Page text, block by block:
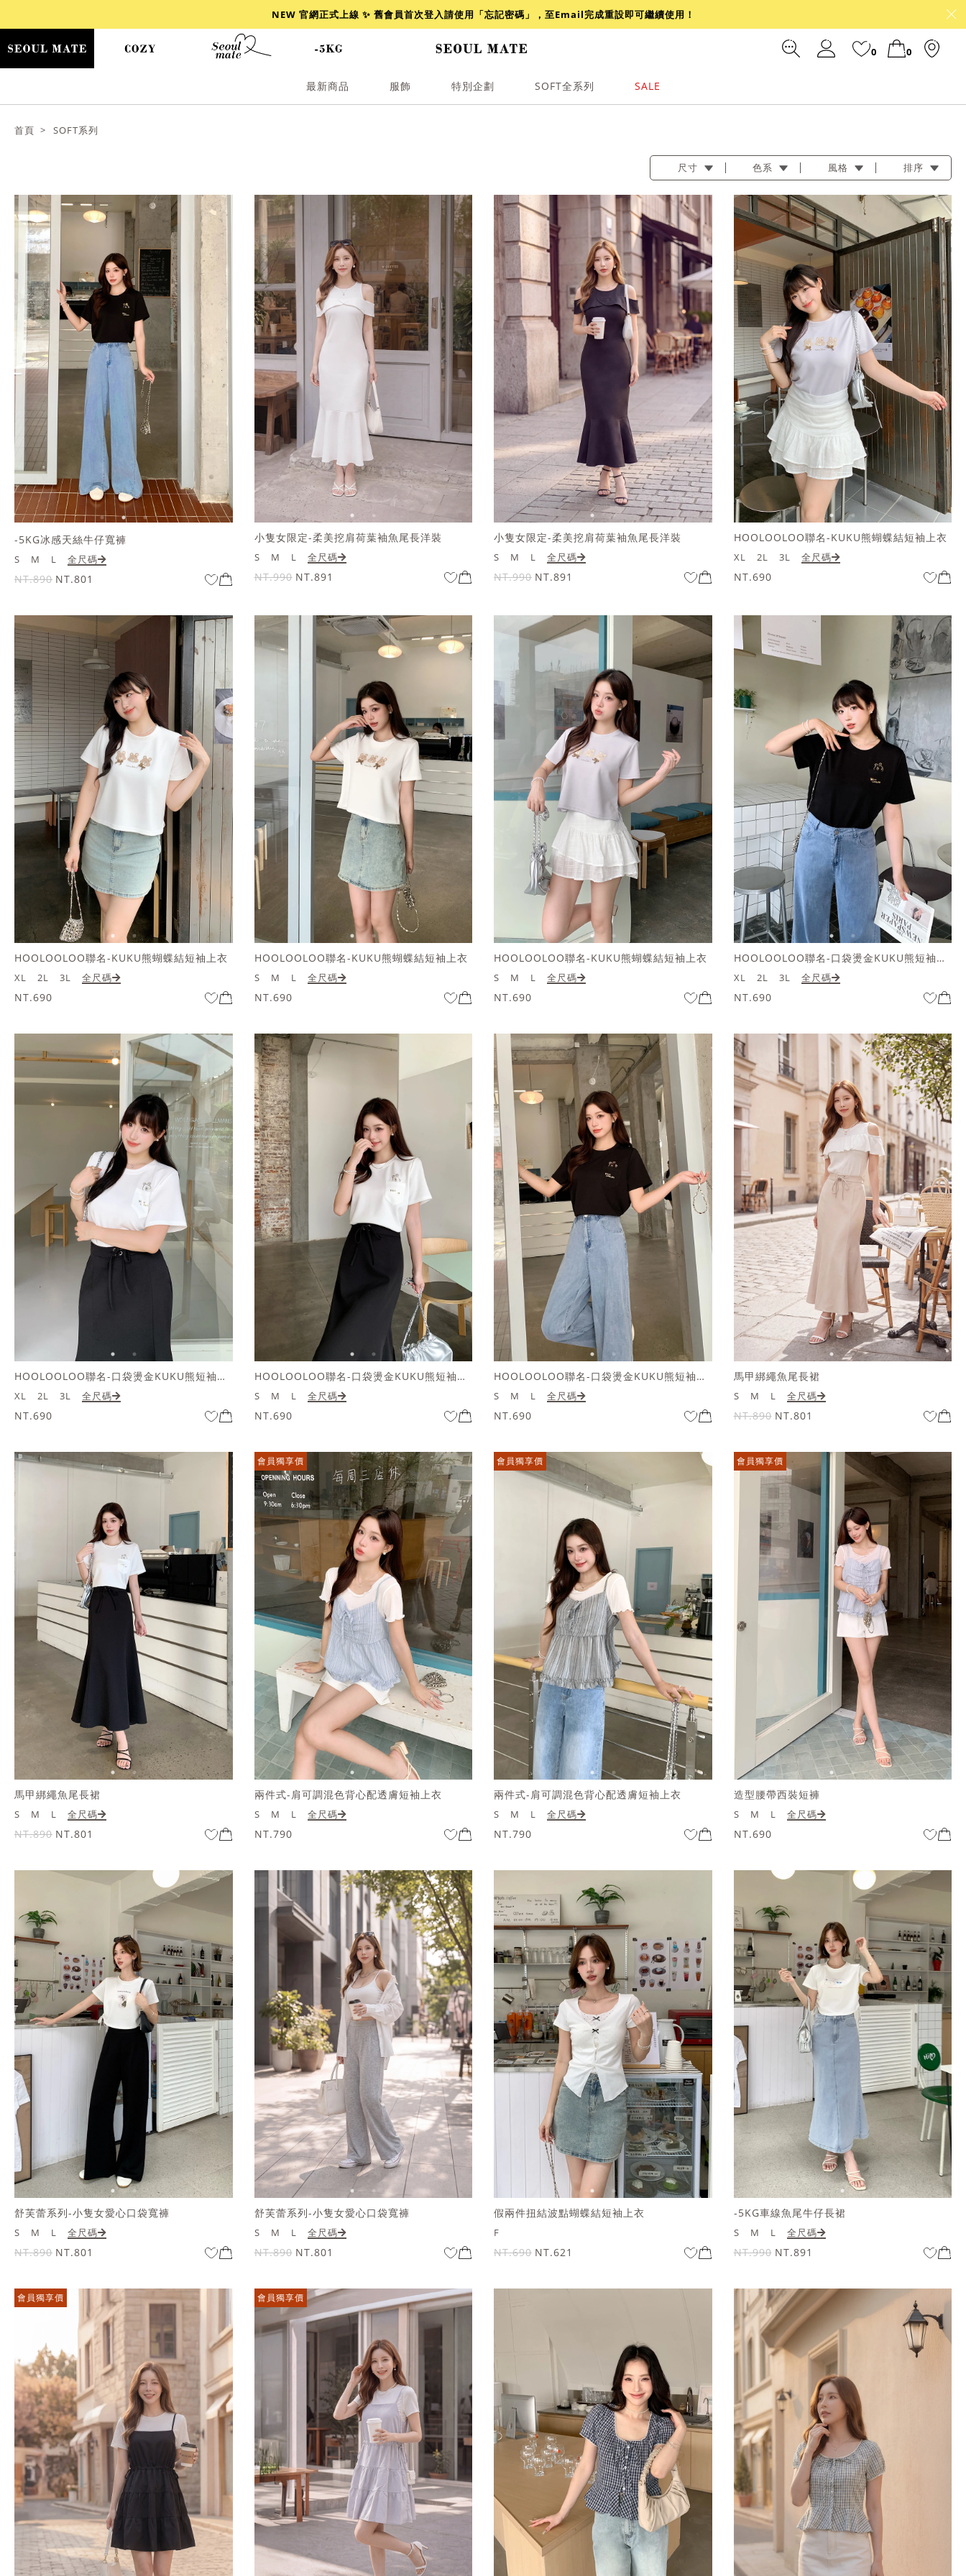
NEW 官網正式上線 ✨ 舊會員首次登入請使用「忘記密碼」，至Email完成重設即可繼續使用！
0 0
最新商品 服飾 特別企劃 SOFT全系列 SALE
爆乳 背心
首頁 SOFT系列
尺寸 色系 風格 排序
-5KG冰感天絲牛仔寬褲
S M L 全尺碼
NT.890 NT.801
小隻女限定-柔美挖肩荷葉袖魚尾長洋裝
S M L 全尺碼
NT.990 NT.891
小隻女限定-柔美挖肩荷葉袖魚尾長洋裝
S M L 全尺碼
NT.990 NT.891
HOOLOOLOO聯名-KUKU熊蝴蝶結短袖上衣
XL 2L 3L 全尺碼
NT.690
HOOLOOLOO聯名-KUKU熊蝴蝶結短袖上衣
XL 2L 3L 全尺碼
NT.690
HOOLOOLOO聯名-KUKU熊蝴蝶結短袖上衣
S M L 全尺碼
NT.690
HOOLOOLOO聯名-KUKU熊蝴蝶結短袖上衣
S M L 全尺碼
NT.690
HOOLOOLOO聯名-口袋燙金KUKU熊短袖上衣
XL 2L 3L 全尺碼
NT.690
HOOLOOLOO聯名-口袋燙金KUKU熊短袖上衣
XL 2L 3L 全尺碼
NT.690
HOOLOOLOO聯名-口袋燙金KUKU熊短袖上衣
S M L 全尺碼
NT.690
HOOLOOLOO聯名-口袋燙金KUKU熊短袖上衣
S M L 全尺碼
NT.690
馬甲綁繩魚尾長裙
S M L 全尺碼
NT.890 NT.801
馬甲綁繩魚尾長裙
S M L 全尺碼
NT.890 NT.801
會員獨享價
兩件式-肩可調混色背心配透膚短袖上衣
S M L 全尺碼
NT.790
會員獨享價
兩件式-肩可調混色背心配透膚短袖上衣
S M L 全尺碼
NT.790
會員獨享價
造型腰帶西裝短褲
S M L 全尺碼
NT.690
舒芙蕾系列-小隻女愛心口袋寬褲
S M L 全尺碼
NT.890 NT.801
舒芙蕾系列-小隻女愛心口袋寬褲
S M L 全尺碼
NT.890 NT.801
假兩件扭結波點蝴蝶結短袖上衣
F
NT.690 NT.621
-5KG車線魚尾牛仔長裙
S M L 全尺碼
NT.990 NT.891
會員獨享價 會員獨享價